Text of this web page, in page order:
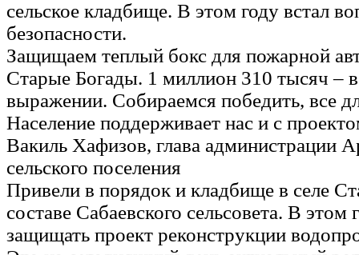
сельское кладбище. В этом году встал
безопасности.
Защищаем теплый бокс для пожарной
Старые Богады. 1 миллион 310 тысяч –
выражении. Собираемся победить, все
Население поддерживает нас и с
Вакиль Хафизов, глава администрации
сельского поселения
Привели в порядок и кладбище в селе
составе Сабаевского сельсовета. В этом
защищать проект реконструкции